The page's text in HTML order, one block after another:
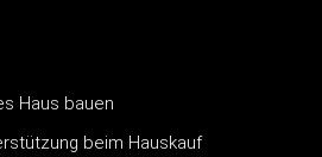
Haus bauen
beim Hauskauf